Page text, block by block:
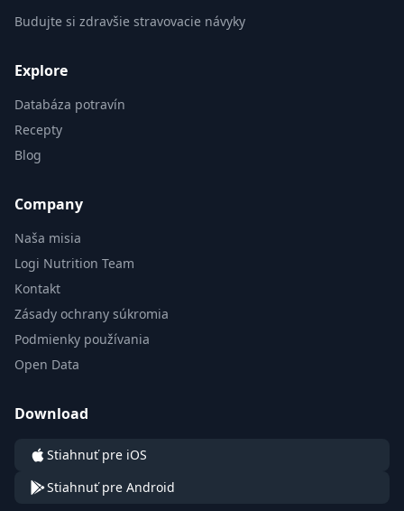
Budujte si zdravšie stravovacie návyky
Explore
Databáza potravín
Recepty
Blog
Company
Naša misia
Logi Nutrition Team
Kontakt
Zásady ochrany súkromia
Podmienky používania
Open Data
Download
Stiahnuť pre iOS
Stiahnuť pre Android